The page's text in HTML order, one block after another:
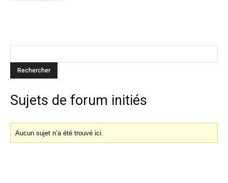
Sujets de forum initiés
Aucun sujet n’a été trouvé ici.